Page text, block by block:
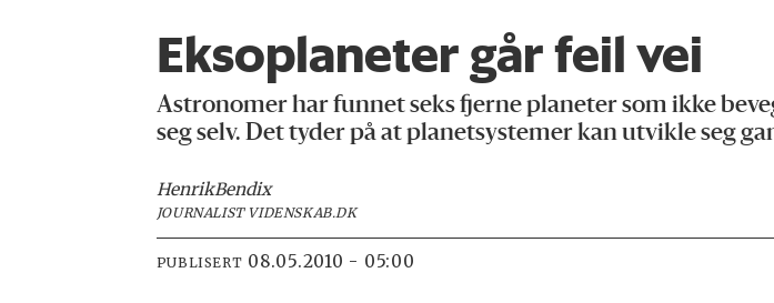
Eksoplaneter går feil vei
Astronomer har funnet seks fjerne planeter som ikke
seg selv. Det tyder på at planetsystemer kan utvikle seg
HenrikBendix
JOURNALIST VIDENSKAB.DK
PUBLISERT 08.05.2010 - 05:00